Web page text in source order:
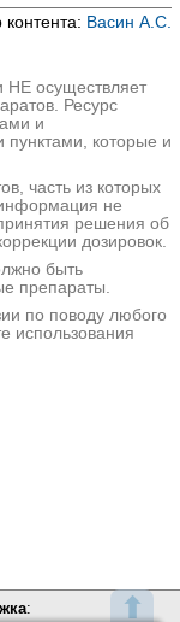
⬆
остров
Васин А.С.
НЕ осуществляет
Ресурс
и
пунктами, которые и
часть из которых
не
решения об
дозировок.
быть
препараты.
по поводу любого
использования
: